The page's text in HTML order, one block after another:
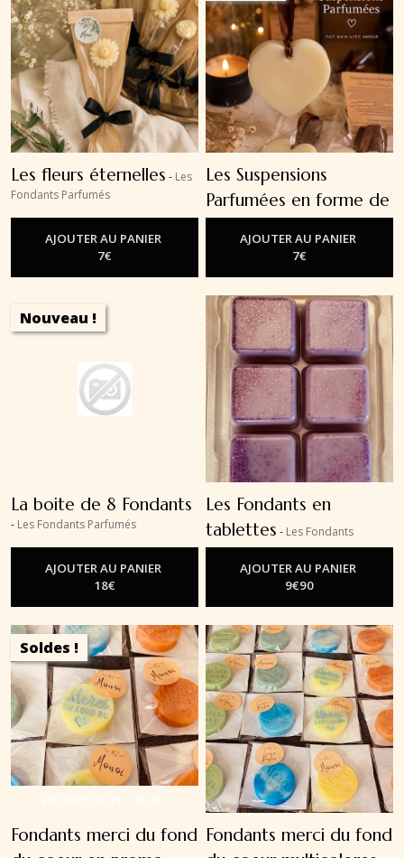
Les fleurs éternelles - Les
Fondants Parfumés
AJOUTER AU PANIER
7€
Les Suspensions
Parfumées en forme de
coeur
AJOUTER AU PANIER
7€
Nouveau !
La boite de 8 Fondants
- Les Fondants Parfumés
AJOUTER AU PANIER
18€
Les Fondants en
tablettes - Les Fondants
Parfumés
AJOUTER AU PANIER
9€90
Soldes !
Fondants merci du fond Fondants merci du fond